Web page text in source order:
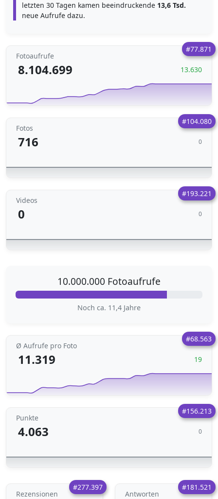
letzten 30 Tagen kamen beeindruckende 13,6 Tsd.
neue Aufrufe dazu.
#77.871
Fotoaufrufe
8.104.699 13.630
#104.080
Fotos
716 0
#193.221
Videos
0 0
10.000.000 Fotoaufrufe
Noch ca. 11,4 Jahre
#68.563
Ø Aufrufe pro Foto
11.319 19
#156.213
Punkte
4.063 0
#277.397
Rezensionen
#181.521
Antworten